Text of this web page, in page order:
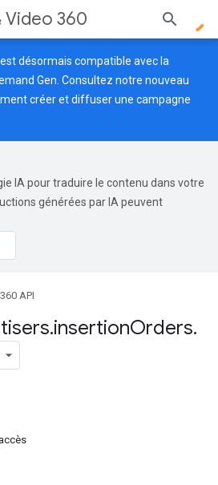
Video 360
désormais compatible avec la
Gen. Consultez notre nouveau
créer et diffuser une campagne
IA pour traduire le contenu dans votre
générées par IA peuvent
API
.insertionOrders.